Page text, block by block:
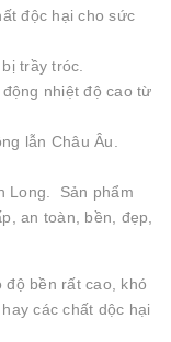
độc hại cho sức
trầy tróc.
nhiệt độ cao từ
lẫn Châu Âu.
Long. Sản phẩm
an toàn, bền, đẹp,
bền rất cao, khó
các chất dộc hại